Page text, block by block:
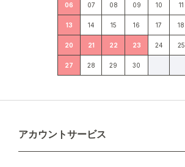
06 07 08 09 10 11
13 14 15 16 17 18
20 21 22 23 24 25
27 28 29 30
アカウントサービス